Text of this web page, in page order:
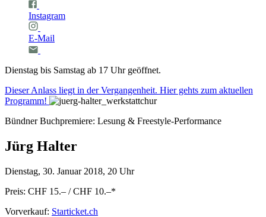
Instagram
E-Mail
Dienstag bis Samstag ab 17 Uhr geöffnet.
Dieser Anlass liegt in der Vergangenheit. Hier gehts zum aktuellen
Programm!
Bündner Buchpremiere: Lesung & Freestyle-Performance
Jürg Halter
Dienstag, 30. Januar 2018, 20 Uhr
Preis: CHF 15.– / CHF 10.–*
Vorverkauf: Starticket.ch